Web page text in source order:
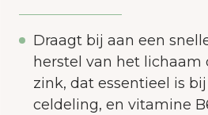
Draagt bij aan een
herstel van het lichaam
zink, dat essentieel is bij
celdeling, en vitamine